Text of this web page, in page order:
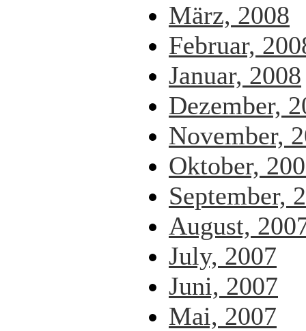
März, 2008
Februar,
Januar, 2008
Dezember,
November,
Oktober,
September,
August,
July, 2007
Juni, 2007
Mai, 2007